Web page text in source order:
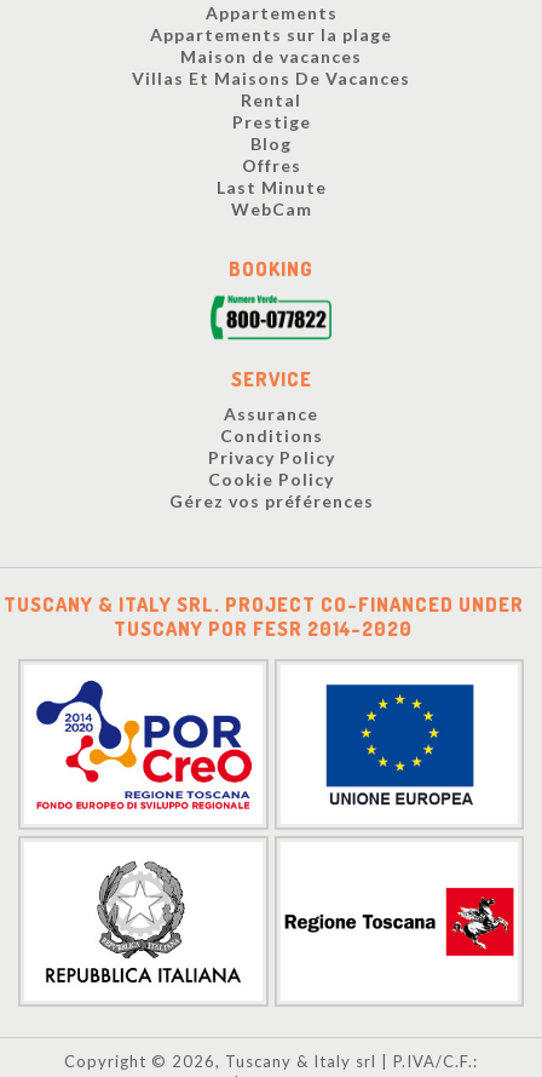
Appartements
Appartements sur la plage
Maison de vacances
Villas Et Maisons De Vacances
Rental
Prestige
Blog
Offres
Last Minute
WebCam
BOOKING
SERVICE
Assurance
Conditions
Privacy Policy
Cookie Policy
Gérez vos préférences
TUSCANY & ITALY SRL. PROJECT CO-FINANCED UNDER
TUSCANY POR FESR 2014-2020
Copyright © 2026, Tuscany & Italy srl | P.IVA/C.F.: